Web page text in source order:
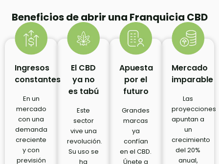
Beneficios de abrir una Franquicia CBD
Ingresos
constantes
En un
mercado
con una
demanda
creciente
y con
previsión
El CBD
ya no
es tabú
Este
sector
vive una
revolución.
Su uso se
ha
Apuesta
por el
futuro
Grandes
marcas
ya
confían
en el CBD.
Únete a
Mercado
imparable
Las
proyecciones
apuntan a
un
crecimiento
del 20%
anual,